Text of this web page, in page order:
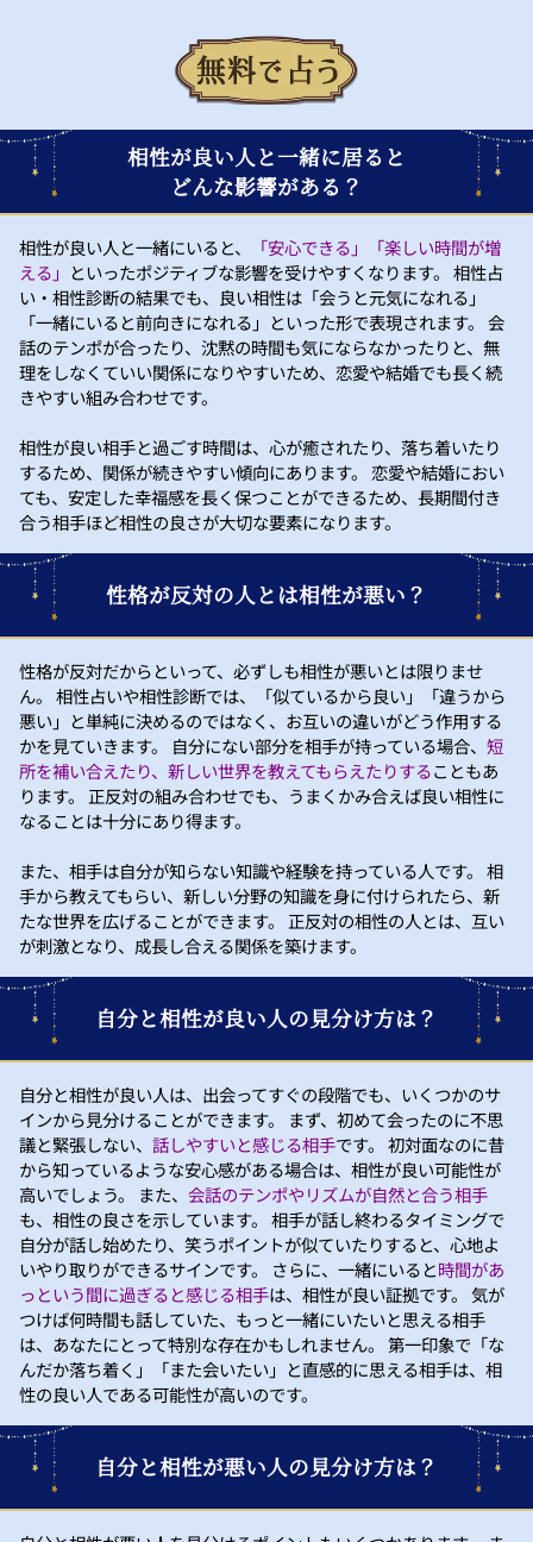
相性が良い人と一緒に居ると
どんな影響がある？
相性が良い人と一緒にいると、
「安心できる」「楽しい時間が増
える」 といったポジティブな影響を受けやすくなります。 相性占
い・相性診断の結果でも、良い相性は「会うと元気になれる」
「一緒にいると前向きになれる」といった形で表現されます。 会
話のテンポが合ったり、沈黙の時間も気にならなかったりと、無
理をしなくていい関係になりやすいため、恋愛や結婚でも長く続
きやすい組み合わせです。
相性が良い相手と過ごす時間は、心が癒されたり、落ち着いたり
するため、関係が続きやすい傾向にあります。 恋愛や結婚におい
ても、安定した幸福感を長く保つことができるため、長期間付き
合う相手ほど相性の良さが大切な要素になります。
性格が反対の人とは相性が悪い？
性格が反対だからといって、必ずしも相性が悪いとは限りませ
ん。 相性占いや相性診断では、「似ているから良い」「違うから
悪い」と単純に決めるのではなく、お互いの違いがどう作用する
かを見ていきます。 自分にない部分を相手が持っている場合、 短
所を補い合えたり、新しい世界を教えてもらえたりすることもあ
ります。 正反対の組み合わせでも、うまくかみ合えば良い相性に
なることは十分にあり得ます。
また、相手は自分が知らない知識や経験を持っている人です。 相
手から教えてもらい、新しい分野の知識を身に付けられたら、新
たな世界を広げることができます。 正反対の相性の人とは、互い
が刺激となり、成長し合える関係を築けます。
自分と相性が良い人の見分け方は？
自分と相性が良い人は、出会ってすぐの段階でも、いくつかのサ
インから見分けることができます。 まず、初めて会ったのに不思
議と緊張しない、 話しやすいと感じる相手です。 初対面なのに昔
から知っているような安心感がある場合は、相性が良い可能性が
高いでしょう。 また、 会話のテンポやリズムが自然と合う相手
も、相性の良さを示しています。 相手が話し終わるタイミングで
自分が話し始めたり、笑うポイントが似ていたりすると、心地よ
いやり取りができるサインです。 さらに、一緒にいると時間があ
っという間に過ぎると感じる相手は、相性が良い証拠です。 気が
つけば何時間も話していた、もっと一緒にいたいと思える相手
は、あなたにとって特別な存在かもしれません。 第一印象で「な
んだか落ち着く」「また会いたい」と直感的に思える相手は、相
性の良い人である可能性が高いのです。
自分と相性が悪い人の見分け方は？